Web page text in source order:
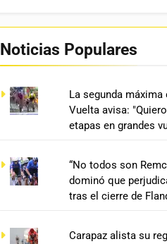
Noticias Populares
La segunda
Vuelta avisa:
etapas en grandes
“No todos son
dominó que
tras el cierre de
Carapaz alista su